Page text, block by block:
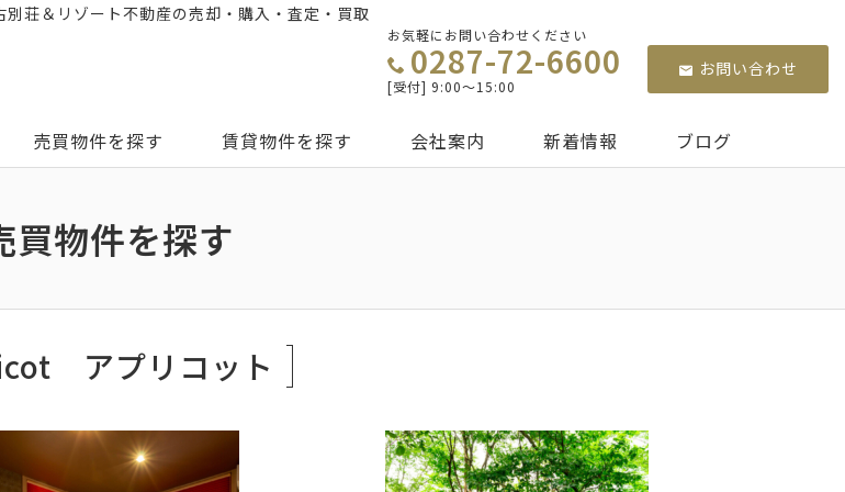
荘＆リゾート不動産の売却・購入・査定・買取
お問い合わせ
お気軽にお問い合わせください
0287-72-6600
[受付] 9:00～15:00
売買物件を探す 賃貸物件を探す 会社案内 新着情報 ブログ
買物件を探す
アプリコット